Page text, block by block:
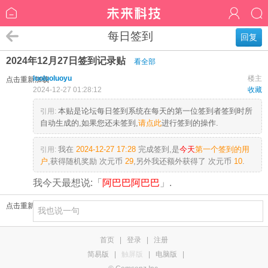
回复
每日签到
2024年12月27日签到记录贴 看全部
点击重新加载 楼主
luoluoluoyu
收藏
2024-12-27 01:28:12
引用: 本贴是论坛每日签到系统在每天的第一位签到者签到时所
自动生成的,如果您还未签到,请点此进行签到的操作.
引用: 我在 2024-12-27 17:28 完成签到,是今天第一个签到的用
户,获得随机奖励 次元币 29,另外我还额外获得了 次元币 10.
我今天最想说:「 阿巴巴阿巴巴 」.
点击重新加载
首页 登录
注册
简易版
触屏版 电脑版